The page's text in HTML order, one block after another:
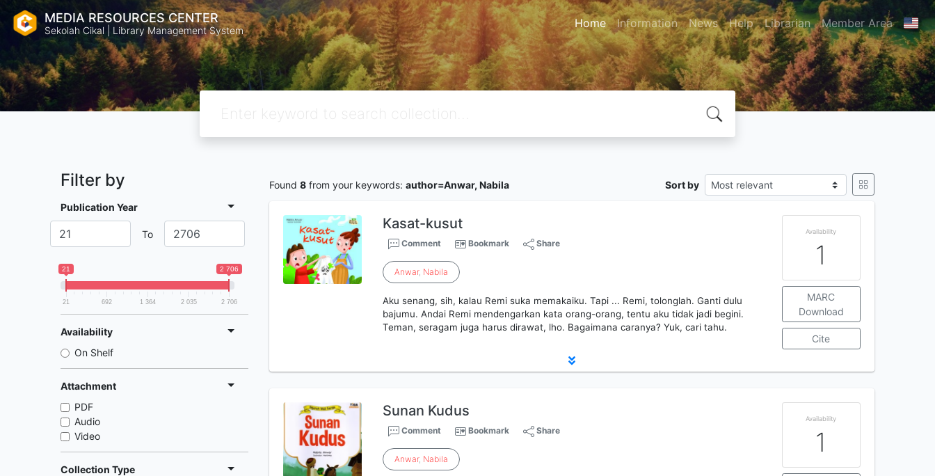
MEDIA RESOURCES CENTER
Sekolah Cikal | Library Management System Home Information News Help Librarian Member Area
Filter by
Publication Year
To
21 2 706
21 692 1 364 2 035 2 706
Availability
On Shelf
Attachment
PDF
Audio
Video
Collection Type
Found 8 from your keywords: author=Anwar, Nabila Sort by
Kasat-kusut
Comment Bookmark Share
Anwar, Nabila
Aku senang, sih, kalau Remi suka memakaiku. Tapi ... Remi, tolonglah. Ganti dulu
bajumu. Andai Remi mendengarkan kata orang-orang, tentu aku tidak jadi begini.
Teman, seragam juga harus dirawat, lho. Bagaimana caranya? Yuk, cari tahu.
Availability
1
MARC
Download
Cite
Sunan Kudus
Comment Bookmark Share
Anwar, Nabila
Availability
1